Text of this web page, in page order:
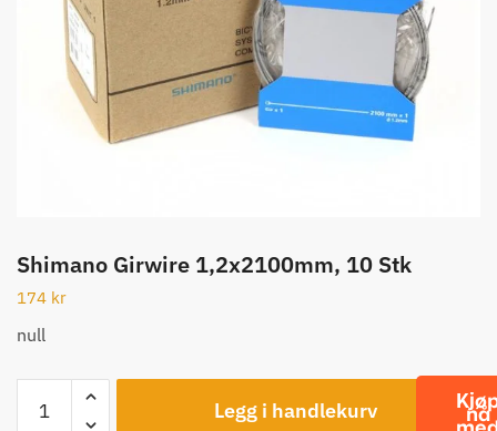
Shimano Girwire 1,2x2100mm, 10 Stk
174 kr
null
Girwire
Legg i handlekurv